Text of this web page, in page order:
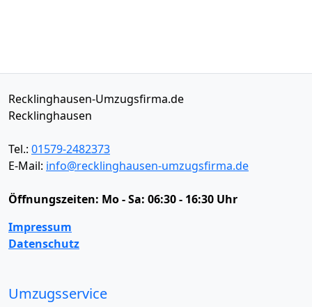
Recklinghausen-Umzugsfirma.de
Recklinghausen
Tel.: 01579-2482373
E-Mail: info@recklinghausen-umzugsfirma.de
Öffnungszeiten: Mo - Sa: 06:30 - 16:30 Uhr
Impressum
Datenschutz
Umzugsservice